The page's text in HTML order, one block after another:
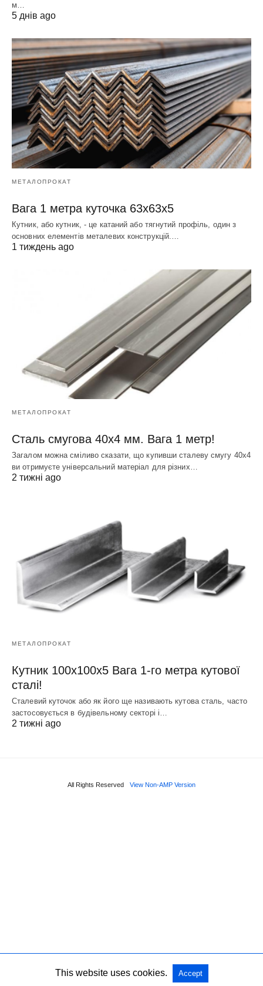
м…
5 днів ago
МЕТАЛОПРОКАТ
Вага 1 метра куточка 63х63х5
Кутник, або кутник, - це катаний або тягнутий профіль, один з
основних елементів металевих конструкцій.…
1 тиждень ago
МЕТАЛОПРОКАТ
Сталь смугова 40х4 мм. Вага 1 метр!
Загалом можна сміливо сказати, що купивши сталеву смугу 40х4
ви отримуєте універсальний матеріал для різних…
2 тижні ago
МЕТАЛОПРОКАТ
Кутник 100х100х5 Вага 1-го метра кутової
сталі!
Сталевий куточок або як його ще називають кутова сталь, часто
застосовується в будівельному секторі і…
2 тижні ago
All Rights Reserved View Non-AMP Version
This website uses cookies. Accept